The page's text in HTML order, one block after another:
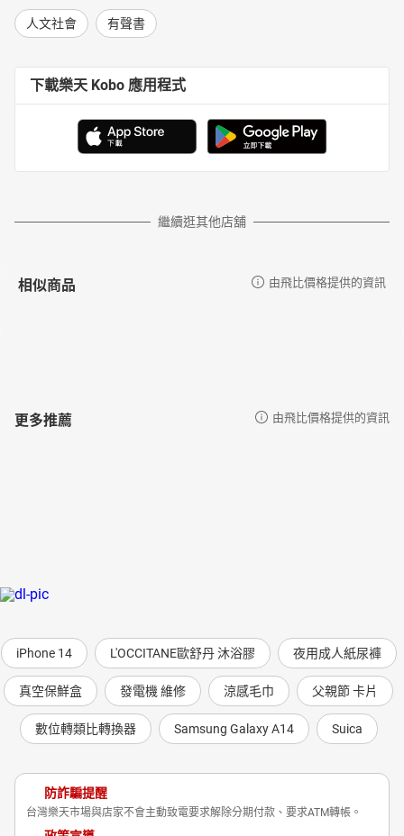
氣之卷 姜維亡蜀
氣之卷 淝水戰前的民族融合
結語
附錄一：魏晉南北朝大事年表
附錄二：三至六世紀中西大事年表
人文社會 有聲書
下載樂天 Kobo 應用程式
繼續逛其他店舖
相似商品 由飛比價格提供的資訊
更多推薦 由飛比價格提供的資訊
iPhone 14 L'OCCITANE歐舒丹 沐浴膠 夜用成人紙尿褲
真空保鮮盒 發電機 維修 涼感毛巾 父親節 卡片
數位轉類比轉換器 Samsung Galaxy A14 Suica
防詐騙提醒
台灣樂天市場與店家不會主動致電要求解除分期付款、要求ATM轉帳。